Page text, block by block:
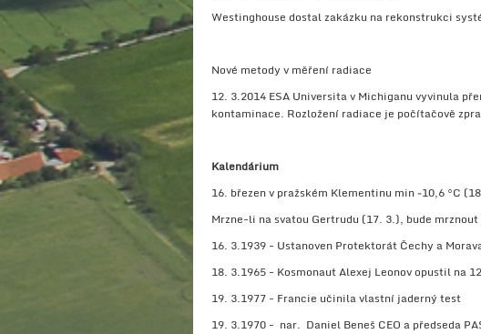
Westinghouse dostal zakázku na rekonstrukci
Nové metody v měření radiace
12. 3.2014 ESA Universita v Michiganu vyvinula
kontaminace. Rozložení radiace je počítačově
Kalendárium
16. březen v pražském Klementinu min −10,6 °C
Mrzne-li na svatou Gertrudu (17. 3.), bude
16. 3.1939 - Ustanoven Protektorát Čechy a
18. 3.1965 - Kosmonaut Alexej Leonov opustil na
19. 3.1977 - Francie učinila vlastní jaderný test
19. 3.1970 - nar. Daniel Beneš CEO a předseda